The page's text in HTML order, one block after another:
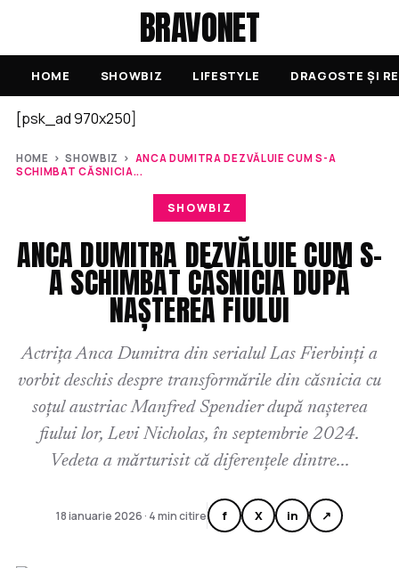
BRAVONET
HOME SHOWBIZ LIFESTYLE DRAGOSTE ȘI
[psk_ad 970x250]
HOME ›SHOWBIZ › ANCA DUMITRA DEZVĂLUIE CUM S-A
SCHIMBAT CĂSNICIA...
SHOWBIZ
ANCA DUMITRA DEZVĂLUIE CUM S-
A SCHIMBAT CĂSNICIA DUPĂ
NAȘTEREA FIULUI
Actrița Anca Dumitra din serialul Las Fierbinți a
vorbit deschis despre transformările din căsnicia cu
soțul austriac Manfred Spendier după nașterea
fiului lor, Levi Nicholas, în septembrie 2024.
Vedeta a mărturisit că diferențele dintre...
18 ianuarie 2026 · 4 min citire f X in ↗